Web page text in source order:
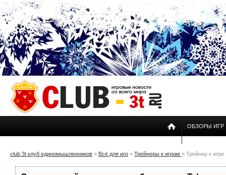
ОБЗОРЫ ИГР
club 3t клуб единомышленников » Всё для игр » Трейнеры к играм » Трейнер к